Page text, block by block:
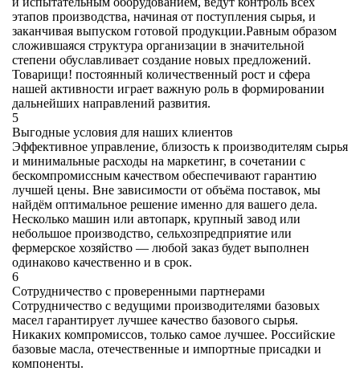
этапов производства, начиная от поступления сырья, и
заканчивая выпуском готовой продукции.Равным образом
сложившаяся структура организации в значительной
степени обуславливает создание новых предложений.
Товарищи! постоянный количественный рост и сфера
нашей активности играет важную роль в формировании
дальнейших направлений развития.
5
Выгодные условия для наших клиентов
Эффективное управление, близость к производителям сырья
и минимальные расходы на маркетинг, в сочетании с
бескомпромиссным качеством обеспечивают гарантию
лучшей цены. Вне зависимости от объёма поставок, мы
найдём оптимальное решение именно для вашего дела.
Несколько машин или автопарк, крупный завод или
небольшое производство, сельхозпредприятие или
фермерское хозяйство — любой заказ будет выполнен
одинаково качественно и в срок.
6
Сотрудничество с проверенными партнерами
Сотрудничество с ведущими производителями базовых
масел гарантирует лучшее качество базового сырья.
Никаких компромиссов, только самое лучшее. Российские
базовые масла, отечественные и импортные присадки и
компоненты.